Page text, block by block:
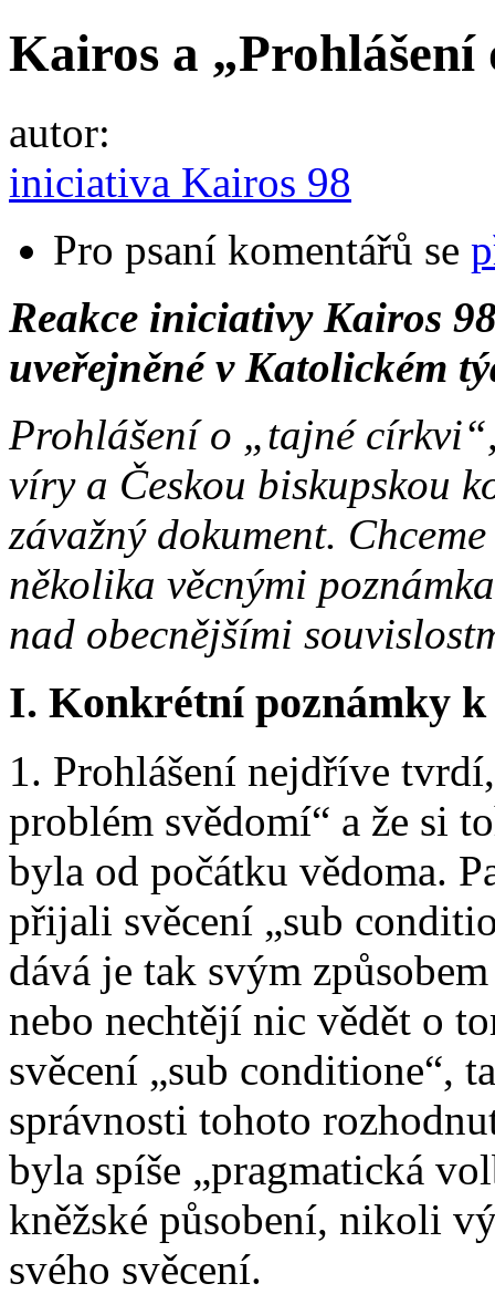
Kairos a
autor:
iniciativa Kairos 98
Pro psaní komentářů se
Reakce iniciativy Kairos
uveřejněné v Katolickém
Prohlášení o „tajné
víry a Českou biskupskou
závažný dokument.
několika věcnými
nad obecnějšími
I. Konkrétní poznámky k
1. Prohlášení nejdříve
problém svědomí“ a že si
byla od počátku vědoma.
přijali svěcení „sub
dává je tak svým
nebo nechtějí nic vědět o
svěcení „sub conditione“,
správnosti tohoto
byla spíše „pragmatická
kněžské působení, nikoli
svého svěcení.